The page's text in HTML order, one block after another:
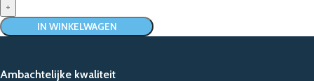
IN WINKELWAGEN
Ambachtelijke kwaliteit